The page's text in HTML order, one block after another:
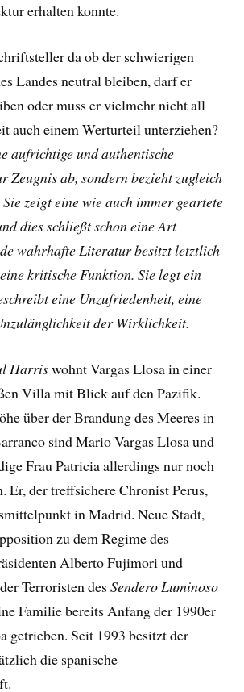
erhalten konnte.
da ob der schwierigen
Landes neutral bleiben, darf er
oder muss er vielmehr nicht all
auch einem Werturteil unterziehen?
aufrichtige und authentische
Zeugnis ab, sondern bezieht zugleich
zeigt eine wie auch immer geartete
dies schließt schon eine Art
wahrhafte Literatur besitzt letztlich
kritische Funktion. Sie legt ein
eine Unzufriedenheit, eine
der Wirklichkeit.
Harriswohnt Vargas Llosa in einer
Villa mit Blick auf den Pazifik.
über der Brandung des Meeres in
sind Mario Vargas Llosa und
Frau Patricia allerdings nur noch
Er, der treffsichere Chronist Perus,
in Madrid. Neue Stadt,
zu dem Regime des
Alberto Fujimori und
Terroristen desSendero Luminoso
Familie bereits Anfang der 1990er
getrieben. Seit 1993 besitzt der
die spanische